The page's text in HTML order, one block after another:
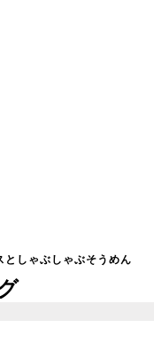
しゃぶしゃぶそうめん